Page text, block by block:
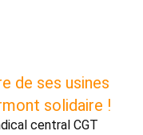
de ses usines
solidaire !
central CGT